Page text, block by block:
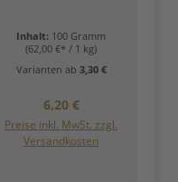
Inhalt: 100 Gramm
(62,00 €* / 1 kg)
Varianten ab 3,30 €
Regulärer Preis:
6,20 €
Preise inkl. MwSt. zzgl.
Versandkosten